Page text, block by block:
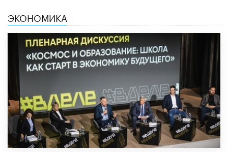
ЭКОНОМИКА